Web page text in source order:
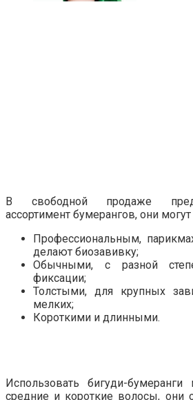
В свободной продаже
ассортимент бумерангов, они
Профессиональным,
делают биозавивку;
Обычными, с разной
фиксации;
Толстыми, для крупных
мелких;
Короткими и длинными.
Использовать бигуди-
средние и короткие волосы, они